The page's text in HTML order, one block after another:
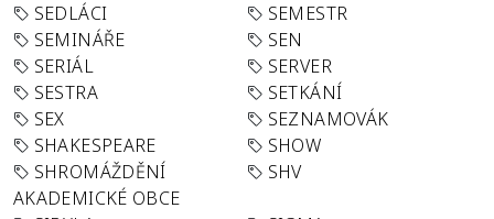
SEDLÁCI
SEMESTR
SEMINÁŘE
SEN
SERIÁL
SERVER
SESTRA
SETKÁNÍ
SEX
SEZNAMOVÁK
SHAKESPEARE
SHOW
SHROMÁŽDĚNÍ
AKADEMICKÉ OBCE
SHV